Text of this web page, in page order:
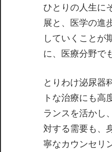
ひとりの人生に
展と、医学の進
していくことが
に、医療分野で
とりわけ泌尿器
トな治療にも
ランスを活かし
対する需要も、
寧なカウンセリ